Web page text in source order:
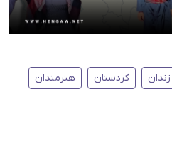
زندان کردستان هنرمندان